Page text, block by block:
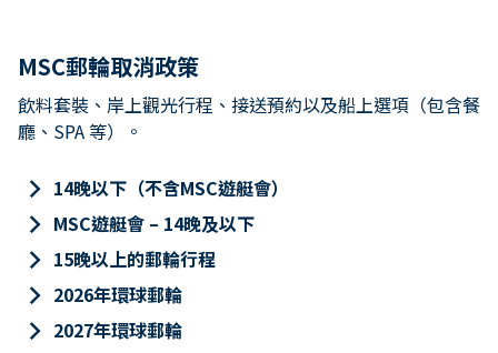
MSC郵輪取消政策
飲料套裝、岸上觀光行程、接送預約以及船上選項（包含餐
廳、SPA 等）。
keyboard_arrow_right 14晚以下（不含MSC遊艇會）
keyboard_arrow_right MSC遊艇會 – 14晚及以下
keyboard_arrow_right 15晚以上的郵輪行程
keyboard_arrow_right 2026年環球郵輪
keyboard_arrow_right 2027年環球郵輪